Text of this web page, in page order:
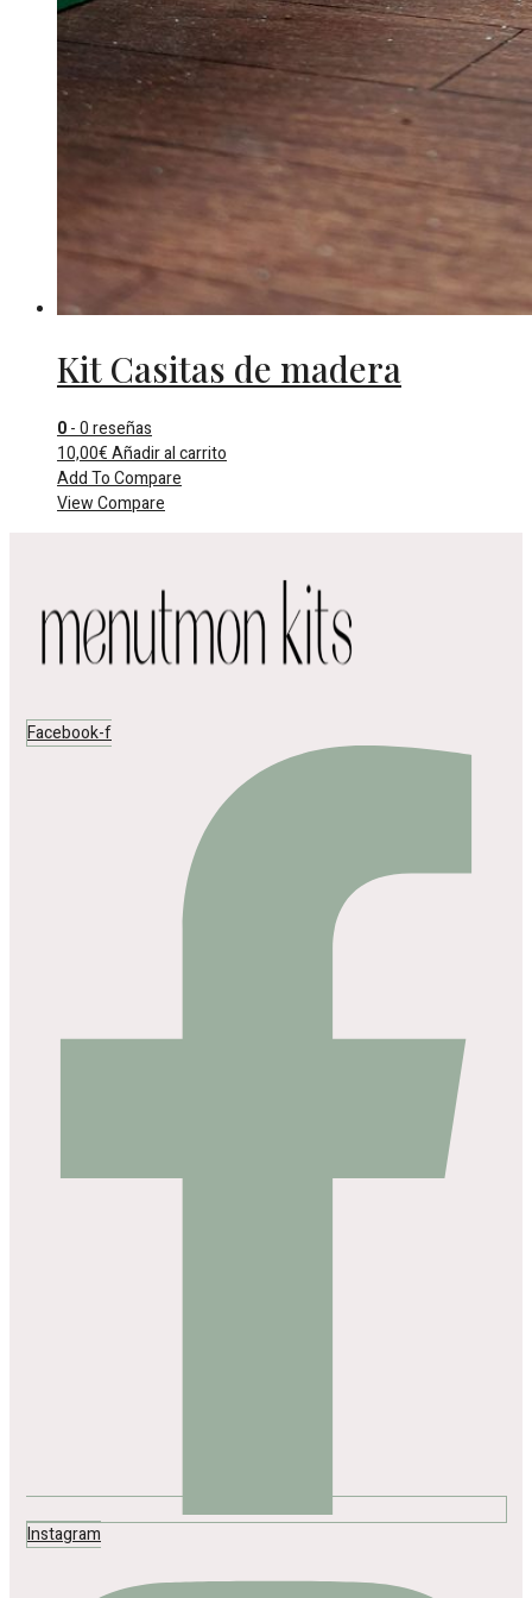
Kit Casitas de madera
0- 0 reseñas
10,00€Añadir al carrito
Add To Compare
View Compare
Facebook-f
Instagram